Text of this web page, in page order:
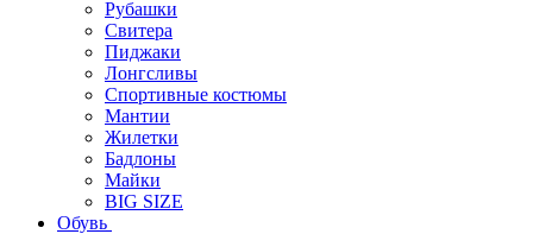
Рубашки
Свитера
Пиджаки
Лонгсливы
Спортивные костюмы
Мантии
Жилетки
Бадлоны
Майки
BIG SIZE
Обувь